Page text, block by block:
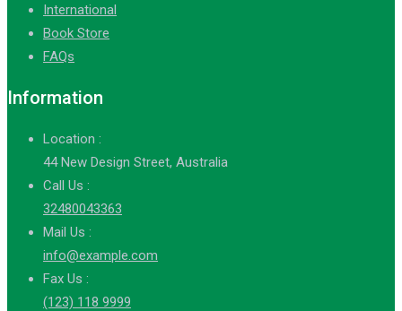
International
Book Store
FAQs
Information
Location :
44 New Design Street, Australia
Call Us :
32480043363
Mail Us :
info@example.com
Fax Us :
(123) 118 9999